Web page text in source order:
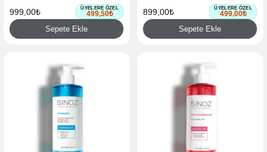
999,00₺ ÜYELERE ÖZEL
499,50₺
Sepete Ekle
899,00₺ ÜYELERE ÖZEL
499,00₺
Sepete Ekle